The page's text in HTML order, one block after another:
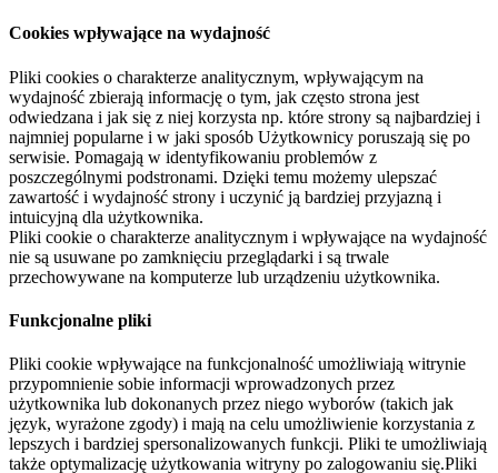
Cookies wpływające na wydajność
Pliki cookies o charakterze analitycznym, wpływającym na
wydajność zbierają informację o tym, jak często strona jest
odwiedzana i jak się z niej korzysta np. które strony są najbardziej i
najmniej popularne i w jaki sposób Użytkownicy poruszają się po
serwisie. Pomagają w identyfikowaniu problemów z
poszczególnymi podstronami. Dzięki temu możemy ulepszać
zawartość i wydajność strony i uczynić ją bardziej przyjazną i
intuicyjną dla użytkownika.
Pliki cookie o charakterze analitycznym i wpływające na wydajność
nie są usuwane po zamknięciu przeglądarki i są trwale
przechowywane na komputerze lub urządzeniu użytkownika.
Funkcjonalne pliki
Pliki cookie wpływające na funkcjonalność umożliwiają witrynie
przypomnienie sobie informacji wprowadzonych przez
użytkownika lub dokonanych przez niego wyborów (takich jak
język, wyrażone zgody) i mają na celu umożliwienie korzystania z
lepszych i bardziej spersonalizowanych funkcji. Pliki te umożliwiają
także optymalizację użytkowania witryny po zalogowaniu się.Pliki